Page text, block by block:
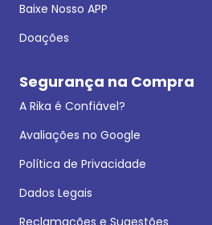
Baixe Nosso APP
Doações
Segurança na Compra
A Rika é Confiável?
Avaliações no Google
Política de Privacidade
Dados Legais
Reclamações e Sugestões